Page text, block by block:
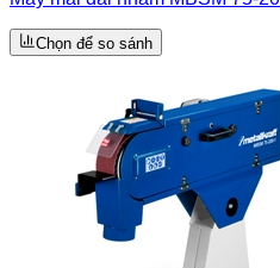
Chọn để so sánh